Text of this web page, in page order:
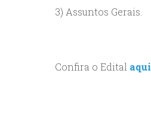
3) Assuntos Gerais.
Confira o Edital aqui